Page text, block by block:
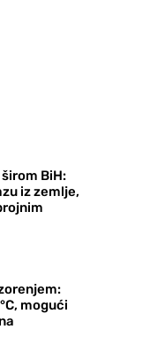
BiH:
iz zemlje,
mogući